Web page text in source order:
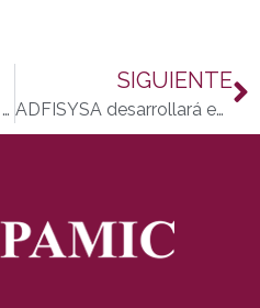
Ferias, romerías y música para celebrar el Mayo Festivo en Fepamic
SIGUIENTE
ADFISYSA desarrollará en Aguilar un proyecto de educación especial para niños con discapacidad